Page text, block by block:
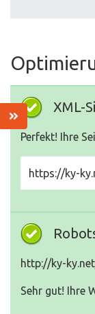
XML-
Perfekt! Ihre
https://ky-
http://ky-
Sehr gut! Ihre